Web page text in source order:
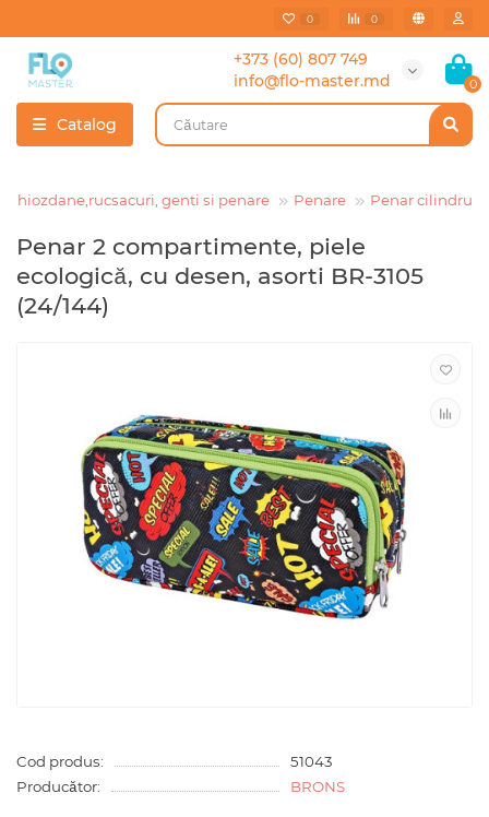
0 0
+373 (60) 807 749
info@flo-master.md
0
Catalog
Ghiozdane,rucsacuri, genti si penare Penare Penar cilindru
Penar 2 compartimente, piele
ecologică, cu desen, asorti BR-3105
(24/144)
Cod produs:
51043
Producător:
BRONS